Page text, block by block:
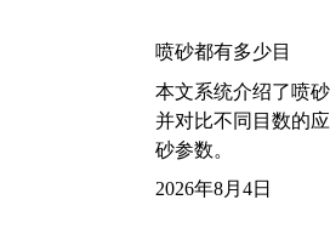
喷砂都有多少目
本文系统介绍了喷
并对比不同目数的
砂参数。
2026年8月4日